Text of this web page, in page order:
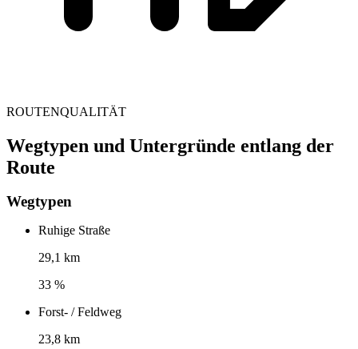
ROUTENQUALITÄT
Wegtypen und Untergründe entlang der
Route
Wegtypen
Ruhige Straße
29,1 km
33 %
Forst- / Feldweg
23,8 km